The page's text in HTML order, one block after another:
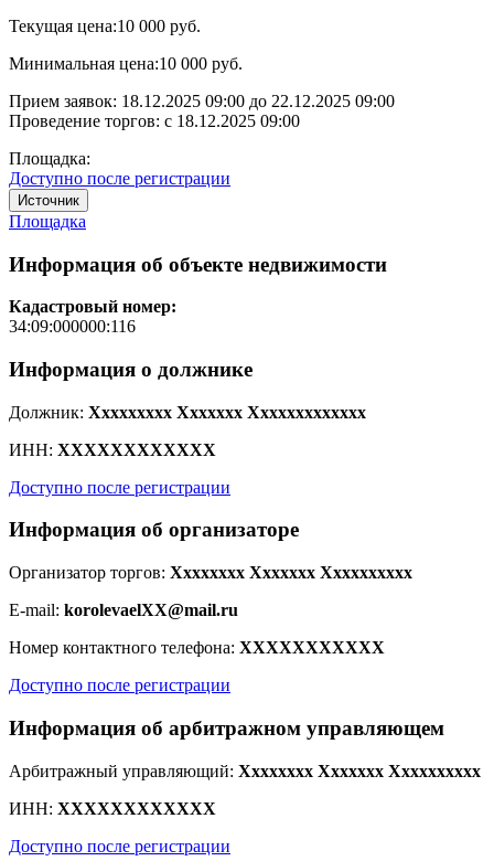
Текущая цена:10 000 руб.
Минимальная цена:10 000 руб.
Прием заявок: 18.12.2025 09:00 до 22.12.2025 09:00
Проведение торгов: с 18.12.2025 09:00
Площадка:
Доступно после регистрации
Источник
Площадка
Информация об объекте недвижимости
Кадастровый номер:
34:09:000000:116
Информация о должнике
Должник: Xxxxxxxxx Xxxxxxx Xxxxxxxxxxxxx
ИНН: XXXXXXXXXXXX
Доступно после регистрации
Информация об организаторе
Организатор торгов: Xxxxxxxx Xxxxxxx Xxxxxxxxxx
E-mail: korolevaelXX@mail.ru
Номер контактного телефона: XXXXXXXXXXX
Доступно после регистрации
Информация об арбитражном управляющем
Арбитражный управляющий: Xxxxxxxx Xxxxxxx Xxxxxxxxxx
ИНН: XXXXXXXXXXXX
Доступно после регистрации